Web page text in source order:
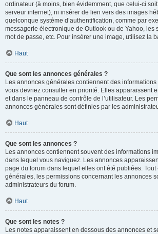
ordinateur (à moins, bien évidemment, que celui-ci
serveur internet), ni insérer de lien vers des images
quelconque système d’authentification, comme par
messagerie électronique de Outlook ou de Yahoo, les
mot de passe, etc. Pour insérer une image, utilisez la
Haut
Que sont les annonces générales ?
Les annonces générales contiennent des
vous devriez consulter en priorité. Elles apparaissent
et dans le panneau de contrôle de l’utilisateur. Les
annonces générales sont définies par les
Haut
Que sont les annonces ?
Les annonces contiennent souvent des informations
dans lequel vous naviguez. Les annonces
page du forum dans lequel elles ont été publiées.
générales, les permissions concernant les annonces
administrateurs du forum.
Haut
Que sont les notes ?
Les notes apparaissent en dessous des annonces et